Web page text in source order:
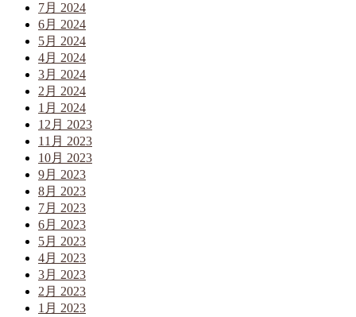
7月 2024
6月 2024
5月 2024
4月 2024
3月 2024
2月 2024
1月 2024
12月 2023
11月 2023
10月 2023
9月 2023
8月 2023
7月 2023
6月 2023
5月 2023
4月 2023
3月 2023
2月 2023
1月 2023